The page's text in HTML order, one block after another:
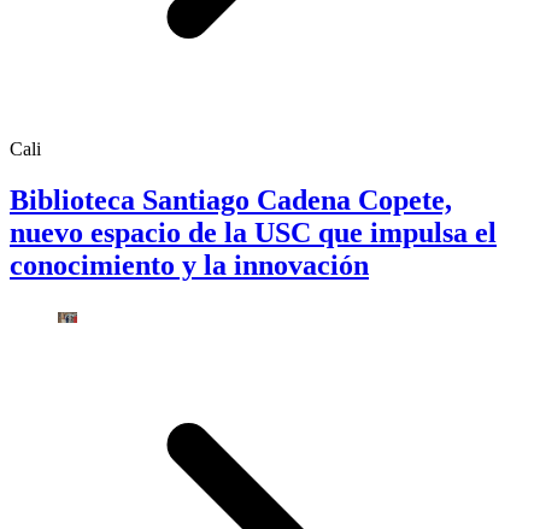
Cali
Biblioteca Santiago Cadena Copete,
nuevo espacio de la USC que impulsa el
conocimiento y la innovación